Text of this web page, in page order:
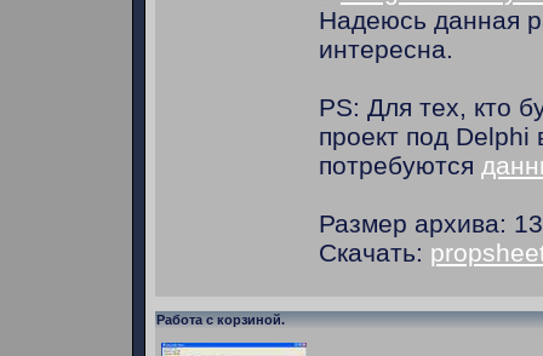
Надеюсь данная
интересна.
PS: Для тех, кто
проект под
потребуются
Размер архива:
Скачать:
Работа с корзиной.